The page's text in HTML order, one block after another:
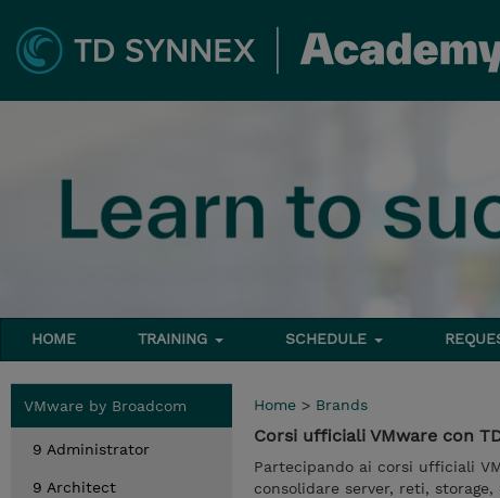
HOME TRAINING SCHEDULE
VMware by Broadcom
9 Administrator
9 Architect
Home > Brands
Corsi ufficiali VMware con
Partecipando ai corsi ufficiali
consolidare server, reti,